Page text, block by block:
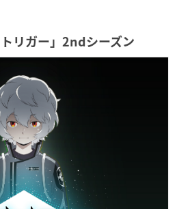
リガー」2ndシーズン